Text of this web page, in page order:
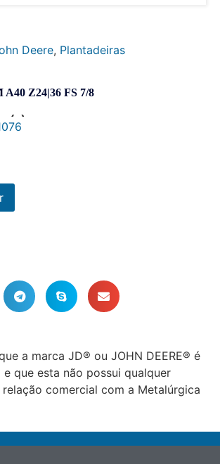
Deere, Plantadeiras
Z24|36 FS 7/8
a marca JD® ou JOHN DEERE® é
e que esta não possui qualquer
comercial com a Metalúrgica